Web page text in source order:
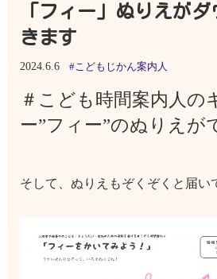
「フィー」ぬりえが
きます
2024.6.6 #こどもじかん案内人
＃こども時間案内人の
ー”フィー”のぬりえが
そして、ぬりえもぞくぞくと届